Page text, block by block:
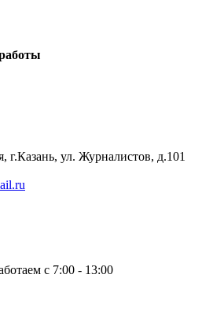
г.Казань, ул. Журналистов, д.101
с 7:00 - 13:00